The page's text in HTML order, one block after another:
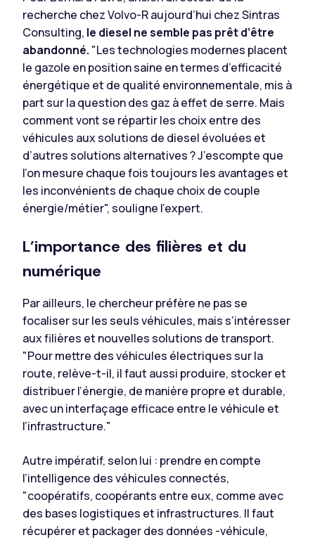
recherche chez Volvo-R aujourd’hui chez Sintras
Consulting, le diesel ne semble pas prêt d’être
abandonné. "Les technologies modernes placent
le gazole en position saine en termes d’efficacité
énergétique et de qualité environnementale, mis à
part sur la question des gaz à effet de serre. Mais
comment vont se répartir les choix entre des
véhicules aux solutions de diesel évoluées et
d’autres solutions alternatives ? J’escompte que
l’on mesure chaque fois toujours les avantages et
les inconvénients de chaque choix de couple
énergie/métier", souligne l’expert.
L’importance des filières et du
numérique
Par ailleurs, le chercheur préfère ne pas se
focaliser sur les seuls véhicules, mais s’intéresser
aux filières et nouvelles solutions de transport.
"Pour mettre des véhicules électriques sur la
route, relève-t-il, il faut aussi produire, stocker et
distribuer l’énergie, de manière propre et durable,
avec un interfaçage efficace entre le véhicule et
l’infrastructure."
Autre impératif, selon lui : prendre en compte
l’intelligence des véhicules connectés,
"coopératifs, coopérants entre eux, comme avec
des bases logistiques et infrastructures. Il faut
récupérer et packager des données -véhicule,